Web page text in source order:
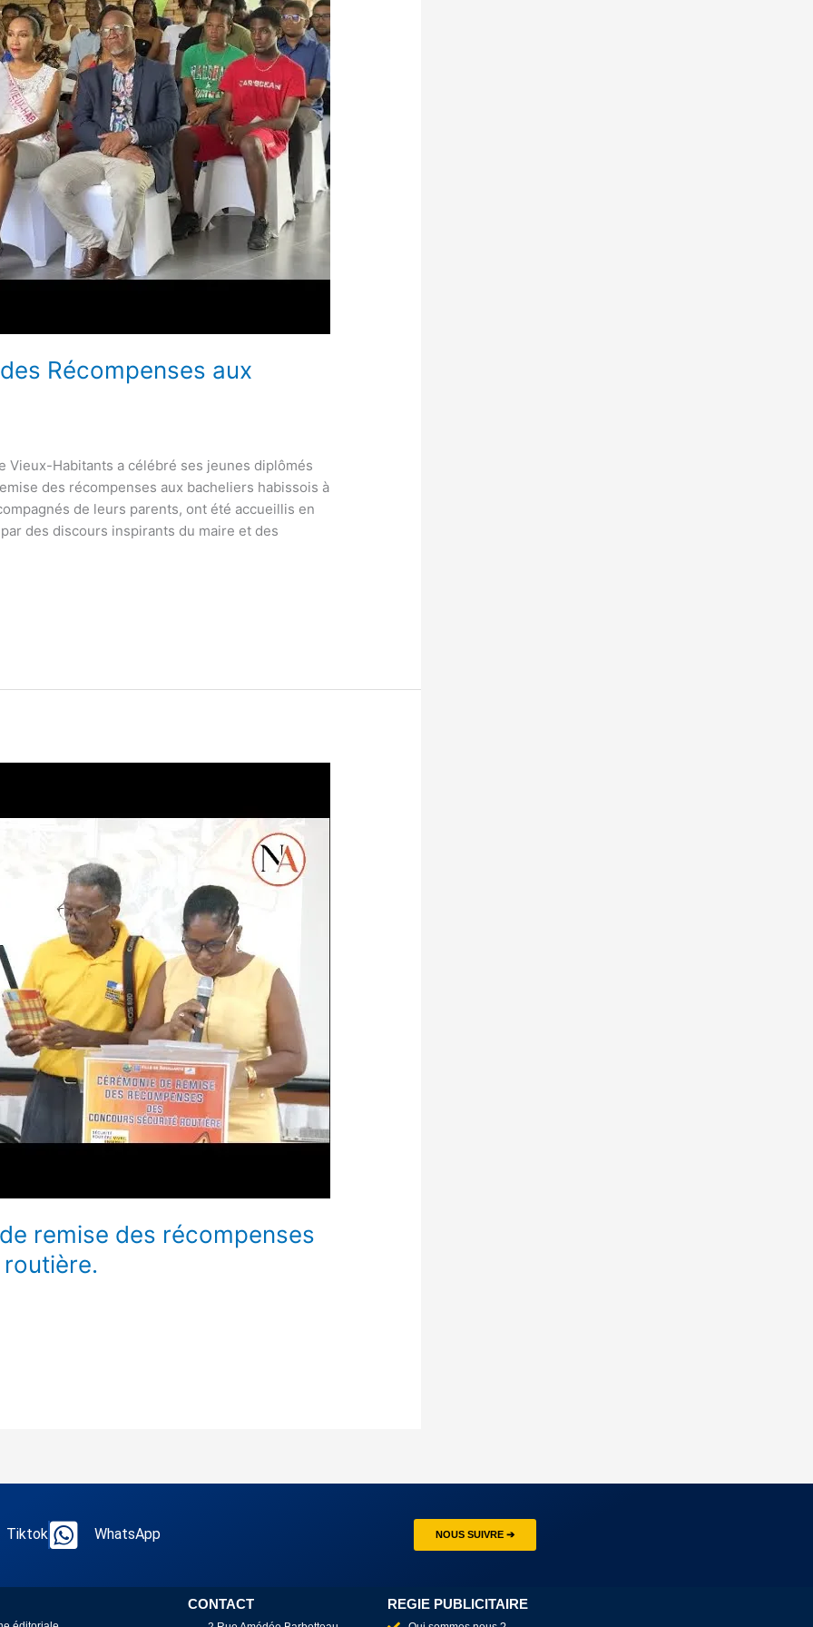
Récompenses aux
Vieux-Habitants a célébré ses jeunes diplômés
des récompenses aux bacheliers habissois à
de leurs parents, ont été accueillis en
des discours inspirants du maire et des
remise des récompenses
Tiktok WhatsApp NOUS SUIVRE ➔
CONTACT REGIE PUBLICITAIRE